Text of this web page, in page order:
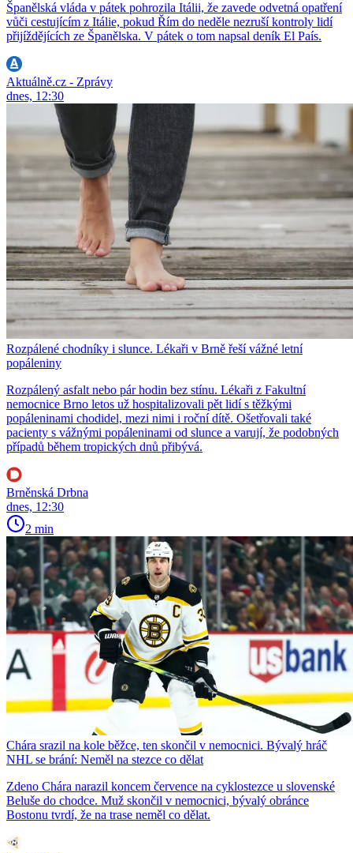
Španělská vláda v pátek pohrozila Itálii, že zavede odvetná opatření
vůči cestujícím z Itálie, pokud Řím do neděle nezruší kontroly lidí
přijíždějících ze Španělska. V pátek o tom napsal deník El País.
Aktuálně.cz - Zprávy
dnes, 12:30
Rozpálené chodníky i slunce. Lékaři v Brně řeší vážné letní
popáleniny
Rozpálený asfalt nebo pár hodin bez stínu. Lékaři z Fakultní
nemocnice Brno letos už hospitalizovali pět lidí s těžkými
popáleninami chodidel, mezi nimi i roční dítě. Ošetřovali také
pacienty s vážnými popáleninami od slunce a varují, že podobných
případů během tropických dnů přibývá.
Brněnská Drbna
dnes, 12:30
2 min
Chára srazil na kole běžce, ten skončil v nemocnici. Bývalý hráč
NHL se brání: Neměl na stezce co dělat
Zdeno Chára narazil koncem července na cyklostezce u slovenské
Beluše do chodce. Muž skončil v nemocnici, bývalý obránce
Bostonu tvrdí, že na trase neměl co dělat.